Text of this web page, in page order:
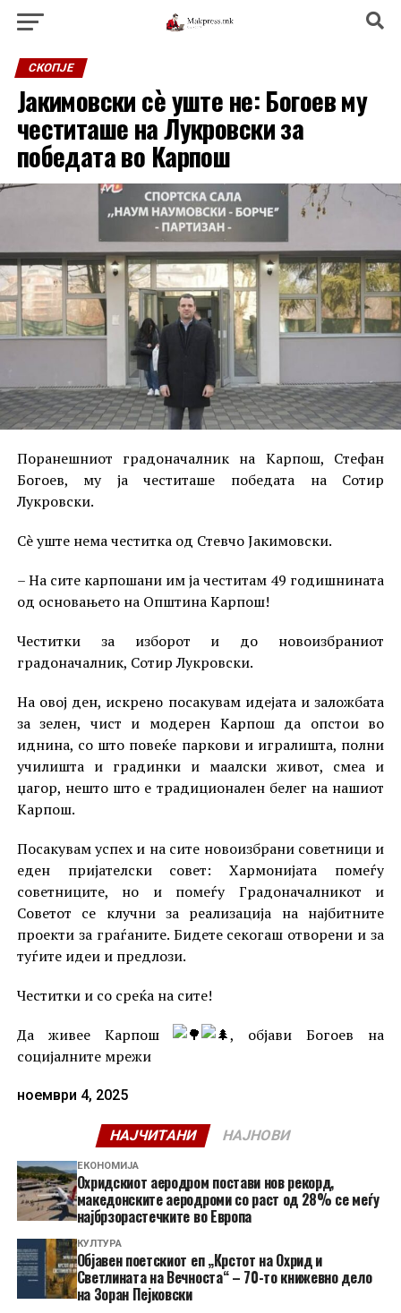
СКОПЈЕ
Јакимовски сè уште не: Богоев му
честиташе на Лукровски за
победата во Карпош
Поранешниот градоначалник на Карпош, Стефан
Богоев, му ја честиташе победата на Сотир
Лукровски.
Сè уште нема честитка од Стевчо Јакимовски.
– На сите карпошани им ја честитам 49 годишнината
од основањето на Општина Карпош!
Честитки за изборот и до новоизбраниот
градоначалник, Сотир Лукровски.
На овој ден, искрено посакувам идејата и заложбата
за зелен, чист и модерен Карпош да опстои во
иднина, со што повеќе паркови и игралишта, полни
училишта и градинки и маалски живот, смеа и
џагор, нешто што е традиционален белег на нашиот
Карпош.
Посакувам успех и на сите новоизбрани советници и
еден пријателски совет: Хармонијата помеѓу
советниците, но и помеѓу Градоначалникот и
Советот се клучни за реализација на најбитните
проекти за граѓаните. Бидете секогаш отворени и за
туѓите идеи и предлози.
Честитки и со среќа на сите!
Да живее Карпош
, објави Богоев на
социјалните мрежи
ноември 4, 2025
НАЈЧИТАНИ НАЈНОВИ
ЕКОНОМИЈА
Охридскиот аеродром постави нов рекорд,
македонските аеродроми со раст од 28% се меѓу
најбрзорастечките во Европа
КУЛТУРА
Објавен поетскиот еп „Крстот на Охрид и
Светлината на Вечноста“ – 70-то книжевно дело
на Зоран Пејковски